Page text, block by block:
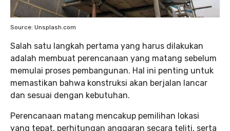
Source: Unsplash.com
Salah satu langkah pertama yang harus dilakukan
adalah membuat perencanaan yang matang sebelum
memulai proses pembangunan. Hal ini penting untuk
memastikan bahwa konstruksi akan berjalan lancar
dan sesuai dengan kebutuhan.
Perencanaan matang mencakup pemilihan lokasi
yang tepat, perhitungan anggaran secara teliti, serta